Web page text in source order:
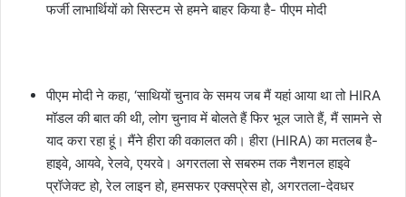
फर्जी लाभार्थियों को सिस्टम से हमने बाहर किया है- पीएम मोदी
पीएम मोदी ने कहा, ‘साथियों चुनाव के समय जब मैं यहां आया था तो HIRA
मॉडल की बात की थी, लोग चुनाव में बोलते हैं फिर भूल जाते हैं, मैं सामने से
याद करा रहा हूं। मैंने हीरा की वकालत की। हीरा (HIRA) का मतलब है-
हाइवे, आयवे, रेलवे, एयरवे। अगरतला से सबरुम तक नैशनल हाइवे
प्रॉजेक्ट हो, रेल लाइन हो, हमसफर एक्सप्रेस हो, अगरतला-देवधर